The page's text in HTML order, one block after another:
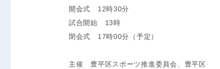
開会式 12時30分
試合開始 13時
閉会式 17時00分（予定）
主催 豊平区スポーツ推進委員会、豊平区